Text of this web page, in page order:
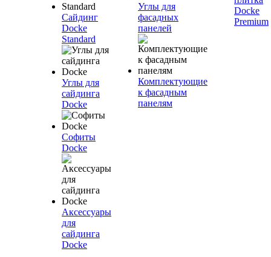
Сайдинг
Docke
Standard
Углы для
сайдинга
Docke
Софиты
Docke
Аксессуары
для
сайдинга
Docke
Углы для
фасадных
панелей
Комплектующие
к фасадным
панелям
Docke
Premium